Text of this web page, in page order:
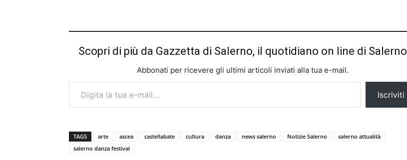
Scopri di più da Gazzetta di Salerno, il quotidiano on line di Salerno
Abbonati per ricevere gli ultimi articoli inviati alla tua e-mail.
Digita la tua e-mail...
Iscriviti
TAGS arte ascea castellabate cultura danza news salerno Notizie Salerno
salerno attualità
salerno danza festival